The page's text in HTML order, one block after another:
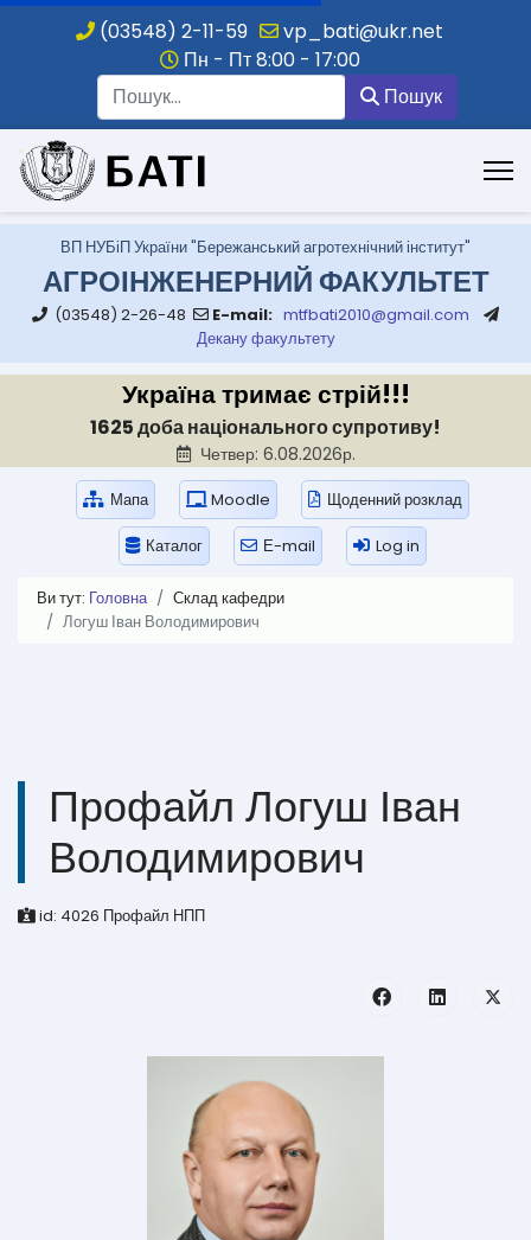
(03548) 2-11-59
vp_bati@ukr.net
Пн - Пт 8:00 - 17:00
Пошук
.
ВП НУБіП України "Бережанський агротехнічний інститут"
АГРОІНЖЕНЕРНИЙ ФАКУЛЬТЕТ
(03548) 2-26-48 E-mail: mtfbati2010@gmail.com
Декану факультету
Україна тримає стрій!!!
1625 доба національного супротиву!
Четвер: 6.08.2026р.
Мапа Moodle Щоденний розклад
Каталог Е-mail Log in
Ви тут: Головна
Склад кафедри
Логуш Іван Володимирович
Профайл Логуш Іван
Володимирович
id: 4026 Профайл НПП